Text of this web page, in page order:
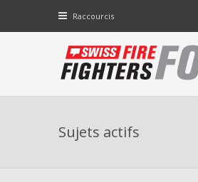
Raccourcis
Sujets actifs